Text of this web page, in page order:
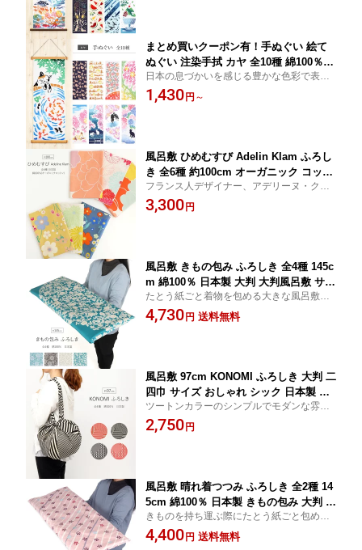
まとめ買いクーポン有！手ぬぐい 絵て
ぬぐい 注染手拭 カヤ 全10種 綿100％
日本製 季節 春 夏 秋 冬 和柄 タペストリ
ー ハンカチ 手拭 インテリア 剣道 プチ
日本の息づかいを感じる豊かな色彩で表現
されたカヤの手ぬぐいです。 季節の花々や
情景、縁起物をインテリアに取り入れてお
1,430 円 ～
風呂敷 ひめむすび Adelin Klam ふろし
き 全6種 約100cm オーガニック コット
ン 綿100％ 日本製 大判 サイズ むす美
柄 北欧 洋柄 おしゃれ かわいい パステ
フランス人デザイナー、アデリーヌ・クラ
ムとのコラボレーションによって誕生した
「ひめむすび」ふろしき。 お部屋のインテ
3,300 円
風呂敷 きもの包み ふろしき 全4種 145c
m 綿100％ 日本製 大判 大判風呂敷 サイ
ズ むす美 和柄 柄 おしゃれ 可愛い 着物
包み たとう紙 大きめ 唐草 花柄 グレー
たとう紙ごと着物を包める大きな風呂敷。
ほど良い厚みと上品なデザインはテーブル
クロスや目隠しなど、インテリアクロスと
4,730 円 送料無料
風呂敷 97cm KONOMI ふろしき 大判 二
四巾 サイズ おしゃれ シック 日本製 綿1
00％ 一升餅 薄手 ふろしき ブランド 10
0cm 90cm ストライプ ドット ポルカド
ツートンカラーのシンプルでモダンな雰囲
気の風呂敷です。 現代らしさを感じさせる
デザインは洋室にも自然に溶け込み、イン
2,750 円
風呂敷 晴れ着つつみ ふろしき 全2種 14
5cm 綿100％ 日本製 きもの包み 大判 大
判風呂敷 サイズ むす美 和柄 柄 おしゃ
れ 可愛い 着物包み たとう紙 大きめ 花
きものを持ち運ぶ際にたとう紙ごと包める
大きな風呂敷。 145cmの大きいサイズで、
風呂敷以外にもテーブルクロスや目隠しに
4,400 円 送料無料